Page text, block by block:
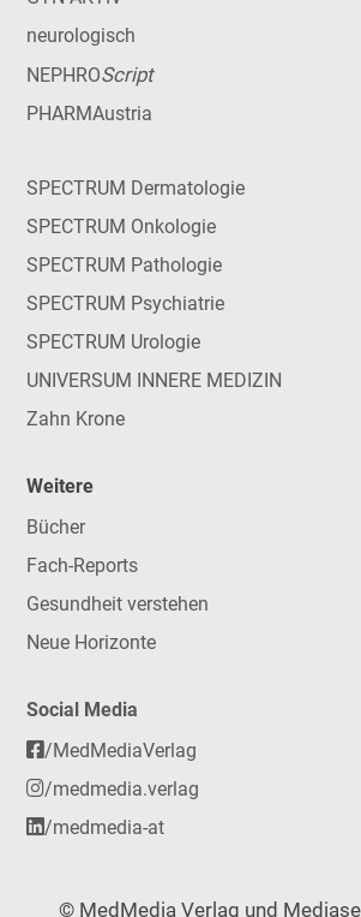
neurologisch
NEPHROScript
PHARMAustria
SPECTRUM Dermatologie
SPECTRUM Onkologie
SPECTRUM Pathologie
SPECTRUM Psychiatrie
SPECTRUM Urologie
UNIVERSUM INNERE MEDIZIN
Zahn Krone
Weitere
Bücher
Fach-Reports
Gesundheit verstehen
Neue Horizonte
Social Media
/MedMediaVerlag
/medmedia.verlag
/medmedia-at
© MedMedia Verlag und